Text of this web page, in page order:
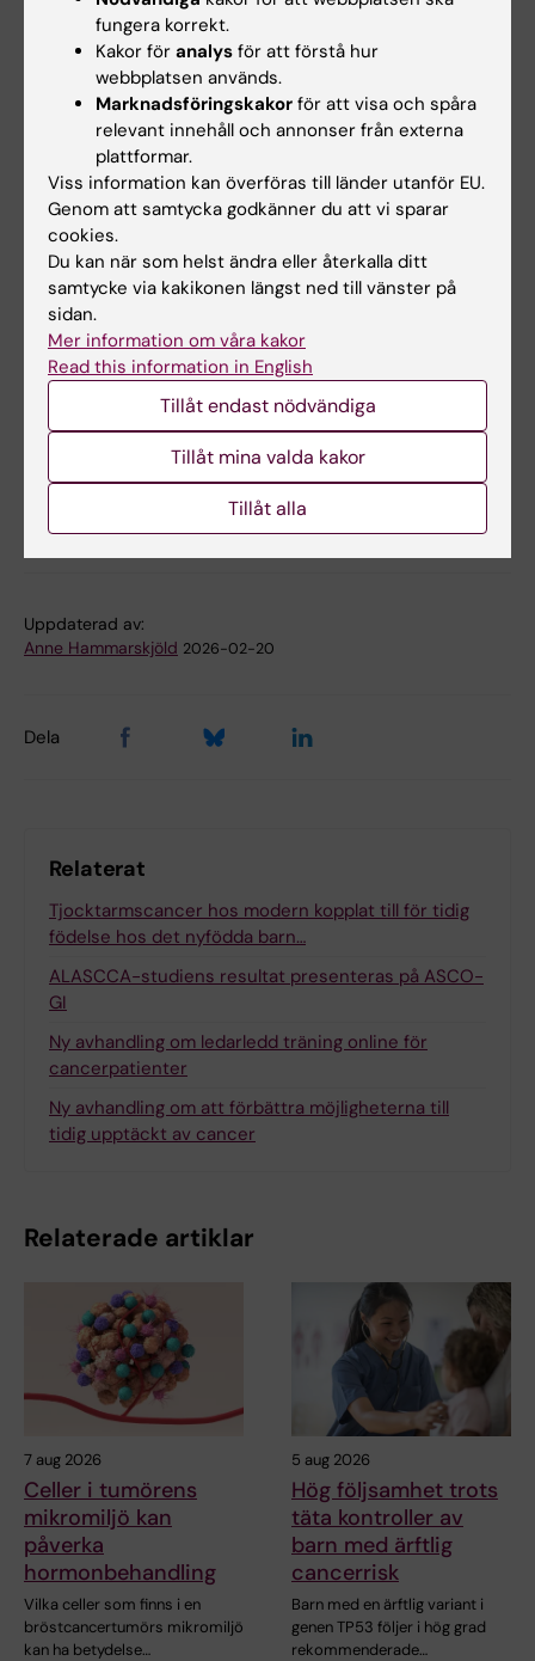
I Sverige började ett nationellt screeningprogram
rullas ut 2021 med full implementering planerad
till 2026. Screeningen erbjuds vartannat år för
individer i åldern 60–74 år och baseras på
avföringstest (FIT) följt av koloskopi vid positivt
test. Gränsvärdet för positivt FIT ligger på 40 μg
Hb blod per gram avföring för kvinnor och 80 μg
Hb/gr för män.
Studien SCREESCO jämför ingen screening mot
screening med engångskoloskopi och screening
med dubbla FIT i två omgångar, med en lägre
gräns för positivt FIT på 10 μg Hb/gr för både män
Cancer och onkologi
Uppdaterad av:
Anne Hammarskjöld 2026-02-20
Dela
Relaterat
Tjocktarmscancer hos modern kopplat till för tidig
födelse hos det nyfödda barn…
ALASCCA-studiens resultat presenteras på ASCO-
GI
Ny avhandling om ledarledd träning online för
cancerpatienter
Ny avhandling om att förbättra möjligheterna till
tidig upptäckt av cancer
Relaterade artiklar
7 aug 2026
Celler i tumörens
mikromiljö kan
påverka
hormonbehandling
Vilka celler som finns i en
bröstcancertumörs mikromiljö
kan ha betydelse…
5 aug 2026
Hög följsamhet trots
täta kontroller av
barn med ärftlig
cancerrisk
Barn med en ärftlig variant i
genen TP53 följer i hög grad
rekommenderade…
fungera korrekt.
Kakor för analys för att förstå hur
webbplatsen används.
Marknadsföringskakor för att visa och spåra
relevant innehåll och annonser från externa
plattformar.
Viss information kan överföras till länder utanför EU.
Genom att samtycka godkänner du att vi sparar
cookies.
Du kan när som helst ändra eller återkalla ditt
samtycke via kakikonen längst ned till vänster på
sidan.
Mer information om våra kakor
Read this information in English
Tillåt endast nödvändiga
Tillåt mina valda kakor
Tillåt alla